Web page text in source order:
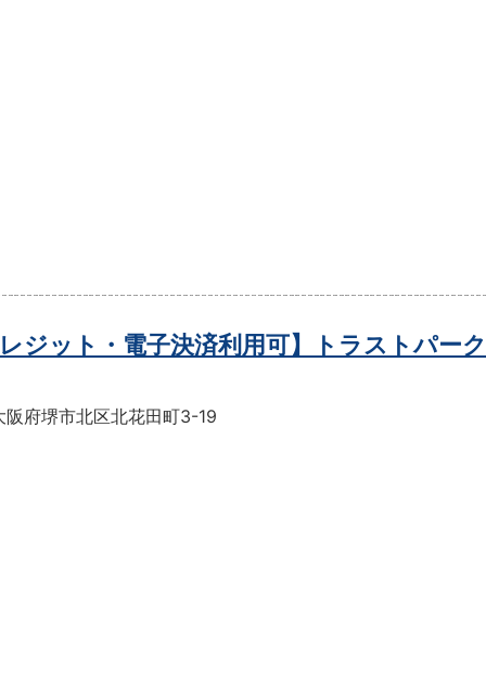
レジット・電子決済利用可】トラストパー
阪府堺市北区北花田町3-19